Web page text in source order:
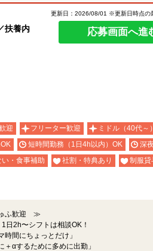
扶養内
更新日：2026/08/01 ※更新日時点の
応募画面へ進
迎 フリーター歓迎
ミドル（40代～
短時間勤務（1日4h以内）OK
深夜
い・食事補助 社割・特典あり
制服貸
ふ歓迎 ≫
日2h〜シフトは相談OK！
時間にちょっとだけ」
＋αするために多めに出勤」